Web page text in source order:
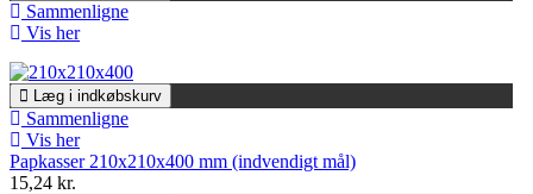
Sammenligne
Vis her
Læg i indkøbskurv
Sammenligne
Vis her
Papkasser 210x210x400 mm (indvendigt mål)
15,24 kr.